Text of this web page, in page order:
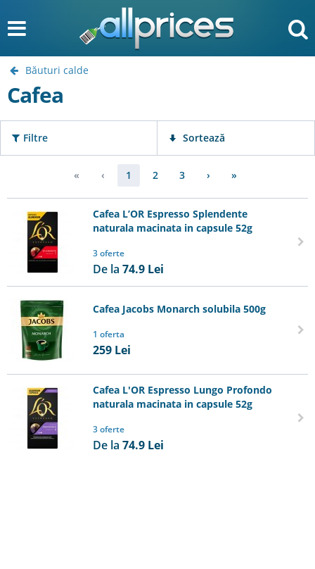
Băuturi calde
Cafea
Filtre Sortează
« ‹ 1 2 3 › »
Cafea L’OR Espresso Splendente
naturala macinata in capsule 52g
3 oferte
De la 74.9 Lei
Cafea Jacobs Monarch solubila 500g
1 oferta
259 Lei
Cafea L'OR Espresso Lungo Profondo
naturala macinata in capsule 52g
3 oferte
De la 74.9 Lei